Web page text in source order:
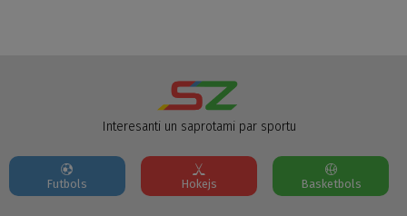
Interesanti un saprotami par sportu
Futbols Hokejs Basketbols